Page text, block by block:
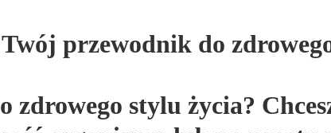
przewodnik do
zdrowego stylu życia?